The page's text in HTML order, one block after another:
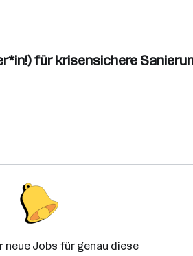
für krisensichere
neue Jobs für genau diese